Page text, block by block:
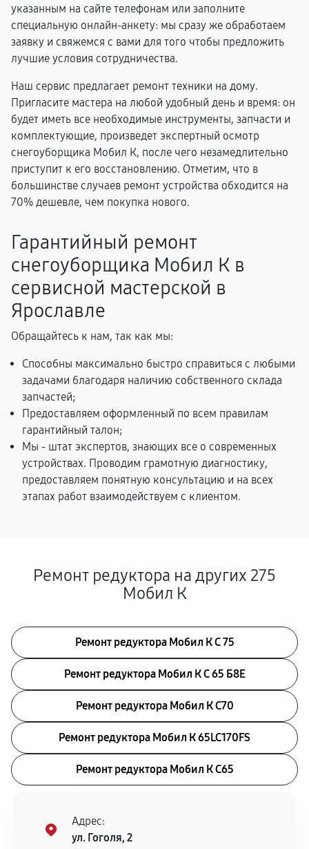
указанным на сайте телефонам или заполните
специальную онлайн-анкету: мы сразу же обработаем
заявку и свяжемся с вами для того чтобы предложить
лучшие условия сотрудничества.
Наш сервис предлагает ремонт техники на дому.
Пригласите мастера на любой удобный день и время: он
будет иметь все необходимые инструменты, запчасти и
комплектующие, произведет экспертный осмотр
снегоуборщика Мобил К, после чего незамедлительно
приступит к его восстановлению. Отметим, что в
большинстве случаев ремонт устройства обходится на
70% дешевле, чем покупка нового.
Гарантийный ремонт
снегоуборщика Мобил К в
сервисной мастерской в
Ярославле
Обращайтесь к нам, так как мы:
Способны максимально быстро справиться с любыми
задачами благодаря наличию собственного склада
запчастей;
Предоставляем оформленный по всем правилам
гарантийный талон;
Мы - штат экспертов, знающих все о современных
устройствах. Проводим грамотную диагностику,
предоставляем понятную консультацию и на всех
этапах работ взаимодействуем с клиентом.
Ремонт редуктора на других 275
Мобил К
Ремонт редуктора Мобил К С 75
Ремонт редуктора Мобил К С 65 Б8Е
Ремонт редуктора Мобил К С70
Ремонт редуктора Мобил К 65LC170FS
Ремонт редуктора Мобил К С65
Адрес:
ул. Гоголя, 2